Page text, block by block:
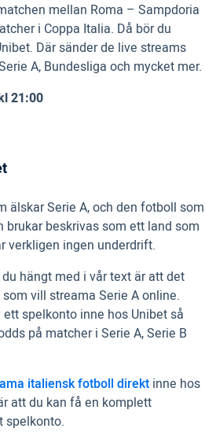
mellan Roma – Sampdoria
i Coppa Italia. Då bör du
Där sänder de live streams
A, Bundesliga och mycket mer.
21:00
älskar Serie A, och den fotboll som
beskrivas som ett land som
verkligen ingen underdrift.
hängt med i vår text är att det
vill streama Serie A online.
spelkonto inne hos Unibet så
på matcher i Serie A, Serie B
italiensk fotboll direkt inne hos
att du kan få en komplett
spelkonto.